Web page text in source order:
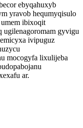
ebyqahuxyb
yravob hequmyqisulo
ibixoqit
ugilenagoromam gyvigu
ivipuguz
mocogyfa lixulijeba
ar.